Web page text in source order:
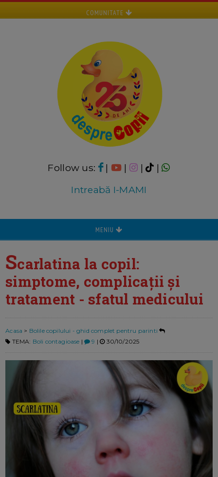
COMUNITATE
Follow us: | | |
|
Intreabă I-MAMI
MENIU
Scarlatina la copil:
simptome, complicații și
tratament - sfatul medicului
Acasa > Bolile copilului - ghid complet pentru parinti
TEMA: Boli contagioase | 9 | 30/10/2025